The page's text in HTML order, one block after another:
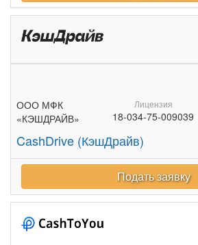
ООО МФК
«КЭШДРАЙВ»
CashDrive (КэшДрайв)
Лицензия
18-034-75-009039
Подать заявку